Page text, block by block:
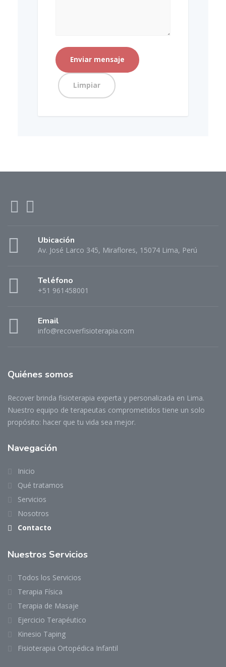
Ubicación
Av. José Larco 345, Miraflores, 15074 Lima, Perú
Teléfono
+51 961458001
Email
info@recoverfisioterapia.com
Quiénes somos
Recover brinda fisioterapia experta y personalizada en Lima.
Nuestro equipo de terapeutas comprometidos tiene un solo
propósito: hacer que tu vida sea mejor.
Navegación
Inicio
Qué tratamos
Servicios
Nosotros
Contacto
Nuestros Servicios
Todos los Servicios
Terapia Física
Terapia de Masaje
Ejercicio Terapéutico
Kinesio Taping
Fisioterapia Ortopédica Infantil